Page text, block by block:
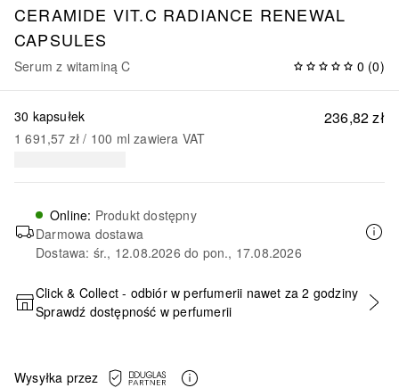
CERAMIDE VIT.C RADIANCE RENEWAL
CAPSULES
Serum z witaminą C 0 (0)
236,82 zł
30 kapsułek
1 691,57 zł / 100 ml zawiera VAT
Online: Produkt dostępny
Darmowa dostawa
Dostawa: śr., 12.08.2026 do pon., 17.08.2026
DODAJ DO KOSZYKA
Click & Collect - odbiór w perfumerii nawet za 2 godziny
Sprawdź dostępność w perfumerii
Wysyłka przez